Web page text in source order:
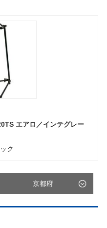
エアロ／インテグレー
ク
京都府